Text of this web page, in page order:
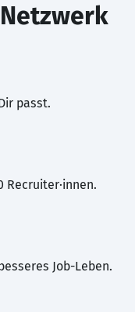
passt.
Recruiter·innen.
Job-Leben.